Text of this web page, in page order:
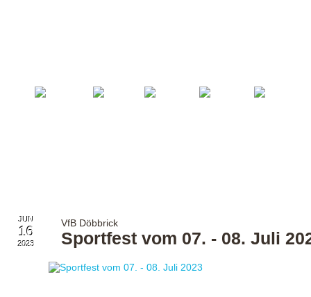
JUN
16
2023
VfB Döbbrick
Sportfest vom 07. - 08. Juli